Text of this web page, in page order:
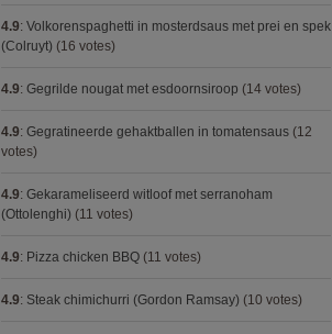
4.9: Volkorenspaghetti in mosterdsaus met prei en spek
(Colruyt) (16 votes)
4.9: Gegrilde nougat met esdoornsiroop (14 votes)
4.9: Gegratineerde gehaktballen in tomatensaus (12
votes)
4.9: Gekarameliseerd witloof met serranoham
(Ottolenghi) (11 votes)
4.9: Pizza chicken BBQ (11 votes)
4.9: Steak chimichurri (Gordon Ramsay) (10 votes)